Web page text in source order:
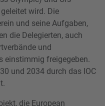
wird. Die
und seine Aufgaben,
die Delegierten, auch
und
einstimmig freigegeben.
und 2034 durch das IOC
die European